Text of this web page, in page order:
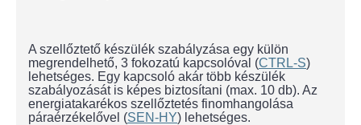
A szellőztető készülék szabályzása egy külön
megrendelhető, 3 fokozatú kapcsolóval (CTRL-S)
lehetséges. Egy kapcsoló akár több készülék
szabályozását is képes biztosítani (max. 10 db). Az
energiatakarékos szellőztetés finomhangolása
páraérzékelővel (SEN-HY) lehetséges.